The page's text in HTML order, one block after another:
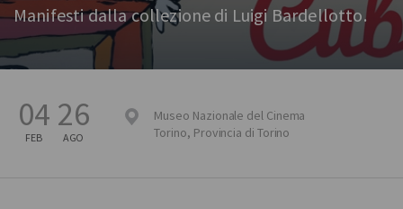
Manifesti dalla collezione di Luigi Bardellotto.
04
FEB
26
AGO
Museo Nazionale del Cinema
Torino, Provincia di Torino